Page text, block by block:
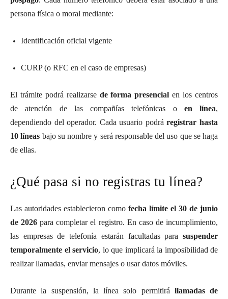
persona física o moral mediante:
Identificación oficial vigente
CURP (o RFC en el caso de empresas)
El trámite podrá realizarse de forma presencial en los centros
de atención de las compañías telefónicas o en línea,
dependiendo del operador. Cada usuario podráregistrar hasta
10 líneas bajo su nombre y será responsable del uso que se haga
de ellas.
¿Qué pasa si no registras tu línea?
Las autoridades establecieron como fecha límite el 30 de junio
de 2026 para completar el registro. En caso de incumplimiento,
las empresas de telefonía estarán facultadas para suspender
temporalmente el servicio, lo que implicará la imposibilidad de
realizar llamadas, enviar mensajes o usar datos móviles.
Durante la suspensión, la línea solo permitirá llamadas de